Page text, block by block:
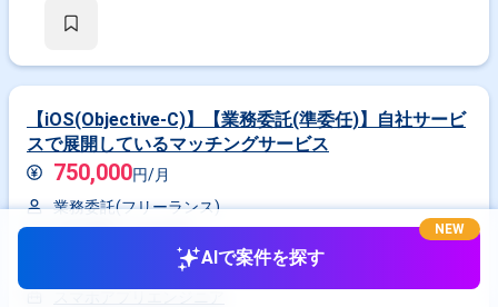
【iOS(Objective-C)】【業務委託(準委任)】自社サービ
スで展開しているマッチングサービス
750,000円/月
業務委託(フリーランス)
GitAIで案件を探す
NEW